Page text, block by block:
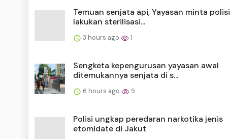
Temuan senjata api, Yayasan minta polisi
lakukan sterilisasi...
3 hours ago 1
Sengketa kepengurusan yayasan awal
ditemukannya senjata di s...
6 hours ago 9
Polisi ungkap peredaran narkotika jenis
etomidate di Jakut